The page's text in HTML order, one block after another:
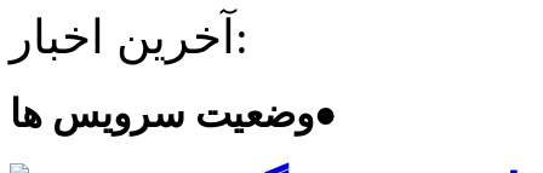
آخرین اخبار:
وضعیت سرویس ها●